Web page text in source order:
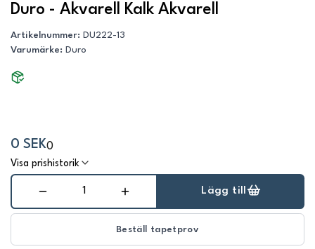
Duro - Akvarell Kalk Akvarell
Artikelnummer: DU222-13
Varumärke: Duro
0 SEK0
Visa prishistorik
Lägg till
Beställ tapetprov